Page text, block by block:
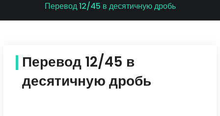
Перевод 12/45 в десятичную дробь
Перевод 12/45 в
десятичную дробь